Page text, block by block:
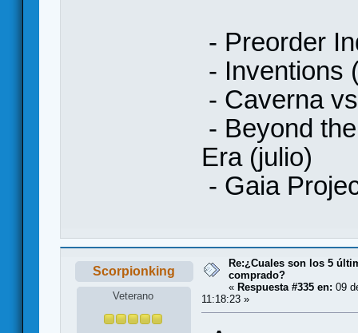
- Preorder
- Inventions
- Caverna
- Beyond
Era (julio)
- Gaia
Scorpionking
Veterano
Re:¿Cuales son los 5
comprado?
« Respuesta #335 en: 09
11:18:23 »